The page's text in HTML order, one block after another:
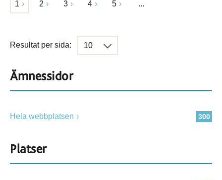
1 2 3 4 5 ...
Resultat per sida:
Ämnessidor
300
Hela webbplatsen
Platser